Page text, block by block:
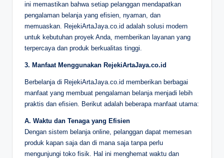
ini memastikan bahwa setiap pelanggan mendapatkan
pengalaman belanja yang efisien, nyaman, dan
memuaskan. RejekiArtaJaya.co.id adalah solusi modern
untuk kebutuhan proyek Anda, memberikan layanan yang
terpercaya dan produk berkualitas tinggi.
3. Manfaat Menggunakan RejekiArtaJaya.co.id
Berbelanja di RejekiArtaJaya.co.id memberikan berbagai
manfaat yang membuat pengalaman belanja menjadi lebih
praktis dan efisien. Berikut adalah beberapa manfaat utama:
A. Waktu dan Tenaga yang Efisien
Dengan sistem belanja online, pelanggan dapat memesan
produk kapan saja dan di mana saja tanpa perlu
mengunjungi toko fisik. Hal ini menghemat waktu dan